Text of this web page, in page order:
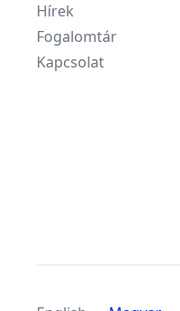
Hírek
Fogalomtár
Kapcsolat